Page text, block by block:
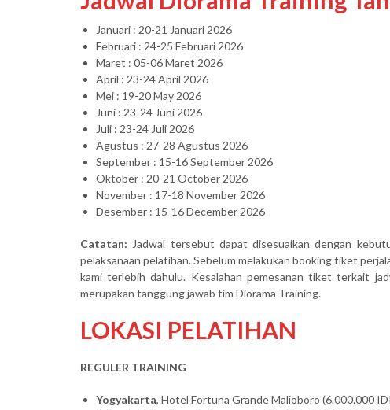
Januari : 20-21 Januari 2026
Februari : 24-25 Februari 2026
Maret : 05-06 Maret 2026
April : 23-24 April 2026
Mei : 19-20 May 2026
Juni : 23-24 Juni 2026
Juli : 23-24 Juli 2026
Agustus : 27-28 Agustus 2026
September : 15-16 September 2026
Oktober : 20-21 October 2026
November : 17-18 November 2026
Desember : 15-16 December 2026
Catatan: Jadwal tersebut dapat disesuaikan dengan
pelaksanaan pelatihan. Sebelum melakukan booking tiket
kami terlebih dahulu. Kesalahan pemesanan tiket terkait
merupakan tanggung jawab tim Diorama Training.
LOKASI PELATIHAN
REGULER TRAINING
Yogyakarta, Hotel Fortuna Grande Malioboro (6.000.000